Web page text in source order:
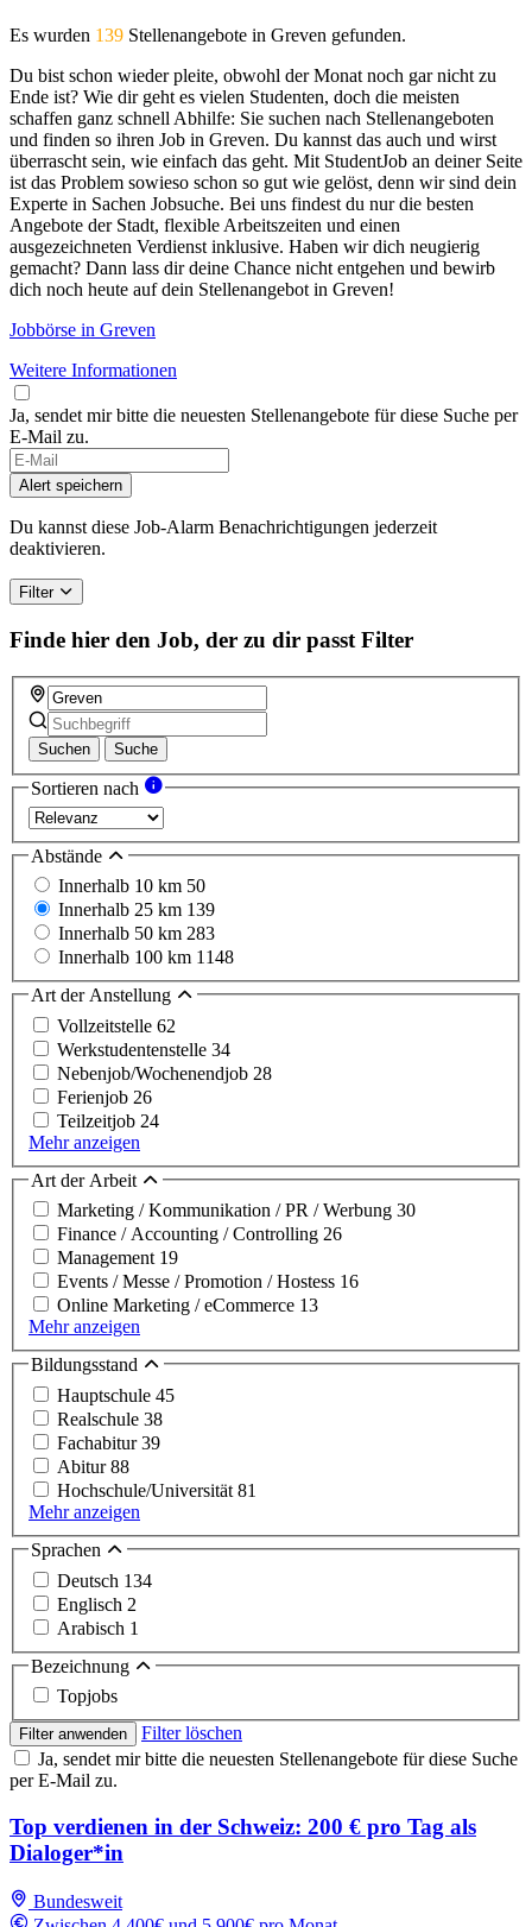
Es wurden 139 Stellenangebote in Greven gefunden.
Du bist schon wieder pleite, obwohl der Monat noch gar nicht zu
Ende ist? Wie dir geht es vielen Studenten, doch die meisten
schaffen ganz schnell Abhilfe: Sie suchen nach Stellenangeboten
und finden so ihren Job in Greven. Du kannst das auch und wirst
überrascht sein, wie einfach das geht. Mit StudentJob an deiner Seite
ist das Problem sowieso schon so gut wie gelöst, denn wir sind dein
Experte in Sachen Jobsuche. Bei uns findest du nur die besten
Angebote der Stadt, flexible Arbeitszeiten und einen
ausgezeichneten Verdienst inklusive. Haben wir dich neugierig
gemacht? Dann lass dir deine Chance nicht entgehen und bewirb
dich noch heute auf dein Stellenangebot in Greven!
Jobbörse in Greven
Weitere Informationen
Ja, sendet mir bitte die neuesten Stellenangebote für diese Suche per
E-Mail zu.
Alert speichern
Du kannst diese Job-Alarm Benachrichtigungen jederzeit
deaktivieren.
Filter
Finde hier den Job, der zu dir passt Filter
Suchen Suche
Sortieren nach
Abstände
Innerhalb 10 km 50
Innerhalb 25 km 139
Innerhalb 50 km 283
Innerhalb 100 km 1148
Art der Anstellung
Vollzeitstelle 62
Werkstudentenstelle 34
Nebenjob/Wochenendjob 28
Ferienjob 26
Teilzeitjob 24
Mehr anzeigen
Art der Arbeit
Marketing / Kommunikation / PR / Werbung 30
Finance / Accounting / Controlling 26
Management 19
Events / Messe / Promotion / Hostess 16
Online Marketing / eCommerce 13
Mehr anzeigen
Bildungsstand
Hauptschule 45
Realschule 38
Fachabitur39
Abitur88
Hochschule/Universität 81
Mehr anzeigen
Sprachen
Deutsch 134
Englisch 2
Arabisch 1
Bezeichnung
Topjobs
Filter anwenden
Filter löschen
Ja, sendet mir bitte die neuesten Stellenangebote für diese Suche
per E-Mail zu.
Top verdienen in der Schweiz: 200 € pro Tag als
Dialoger*in
Bundesweit